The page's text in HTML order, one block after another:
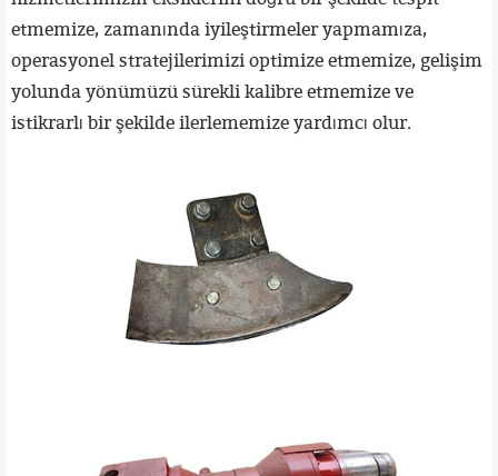
etmemize, zamanında iyileştirmeler yapmamıza,
operasyonel stratejilerimizi optimize etmemize, gelişim
yolunda yönümüzü sürekli kalibre etmemize ve
istikrarlı bir şekilde ilerlememize yardımcı olur.